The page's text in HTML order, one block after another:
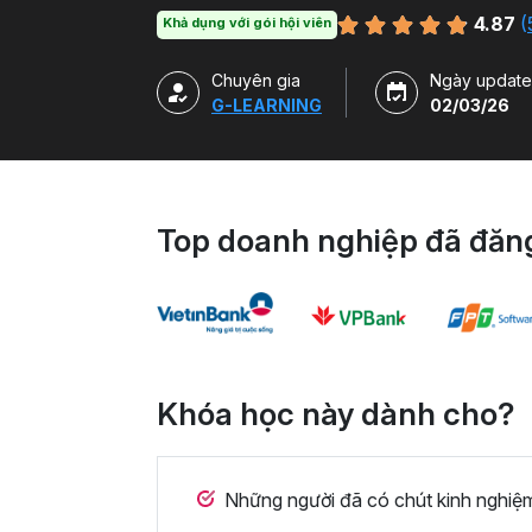
trình cho các sản phẩm và dịch vụ một
khóa học.
Khả dụng với gói hội viên 4.87 (
Chuyên gia
G-LEARNING
Ngày update
02/03/26
Top doanh nghiệp đã
Khóa học này dành cho?
Những người đã có chút kinh